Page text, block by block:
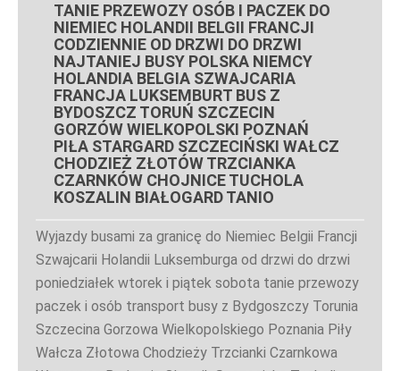
TANIE PRZEWOZY OSÓB I PACZEK DO
NIEMIEC HOLANDII BELGII FRANCJI
CODZIENNIE OD DRZWI DO DRZWI
NAJTANIEJ BUSY POLSKA NIEMCY
HOLANDIA BELGIA SZWAJCARIA
FRANCJA LUKSEMBURT BUS Z
BYDOSZCZ TORUŃ SZCZECIN
GORZÓW WIELKOPOLSKI POZNAŃ
PIŁA STARGARD SZCZECIŃSKI WAŁCZ
CHODZIEŻ ZŁOTÓW TRZCIANKA
CZARNKÓW CHOJNICE TUCHOLA
KOSZALIN BIAŁOGARD TANIO
Wyjazdy busami za granicę do Niemiec Belgii Francji
Szwajcarii Holandii Luksemburga od drzwi do drzwi
poniedziałek wtorek i piątek sobota tanie przewozy
paczek i osób transport busy z Bydgoszczy Torunia
Szczecina Gorzowa Wielkopolskiego Poznania Piły
Wałcza Złotowa Chodzieży Trzcianki Czarnkowa